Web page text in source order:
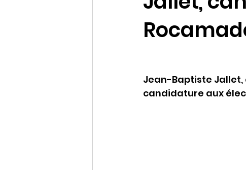
Jean-Baptiste Jallet,
candidature aux